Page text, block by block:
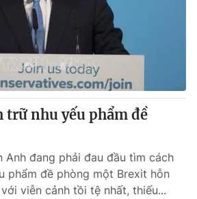
trữ nhu yếu phẩm đề
Anh đang phải đau đầu tìm cách
phẩm đề phòng một Brexit hỗn
viễn cảnh tồi tệ nhất, thiếu...